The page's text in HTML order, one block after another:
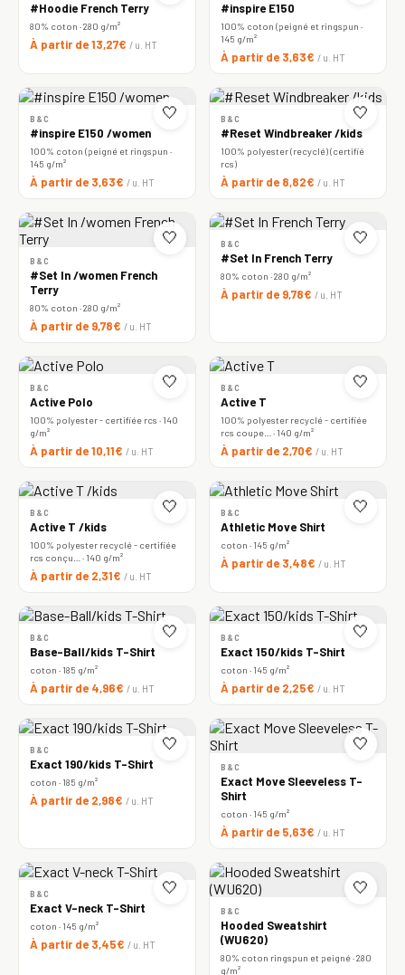
#Hoodie French Terry
80% coton · 280 g/m²
À partir de 13,27€ / u. HT
#inspire E150
100% coton (peigné et ringspun ·
145 g/m²
À partir de 3,63€ / u. HT
🤍
B&C
#inspire E150 /women
100% coton (peigné et ringspun ·
145 g/m²
À partir de 3,63€ / u. HT
🤍
B&C
#Reset Windbreaker /kids
100% polyester (recyclé) (certifié
rcs)
À partir de 8,82€ / u. HT
🤍
B&C
#Set In /women French
Terry
80% coton · 280 g/m²
À partir de 9,78€ / u. HT
🤍
B&C
#Set In French Terry
80% coton · 280 g/m²
À partir de 9,78€ / u. HT
🤍
B&C
Active Polo
100% polyester - certifiée rcs · 140
g/m²
À partir de 10,11€ / u. HT
🤍
B&C
Active T
100% polyester recyclé - certifiée
rcs coupe… · 140 g/m²
À partir de 2,70€ / u. HT
🤍
B&C
Active T /kids
100% polyester recyclé - certifiée
rcs conçu… · 140 g/m²
À partir de 2,31€ / u. HT
🤍
B&C
Athletic Move Shirt
coton · 145 g/m²
À partir de 3,48€ / u. HT
🤍
B&C
Base-Ball/kids T-Shirt
coton · 185 g/m²
À partir de 4,96€ / u. HT
🤍
B&C
Exact 150/kids T-Shirt
coton · 145 g/m²
À partir de 2,25€ / u. HT
🤍
B&C
Exact 190/kids T-Shirt
coton · 185 g/m²
À partir de 2,98€ / u. HT
🤍
B&C
Exact Move Sleeveless T-
Shirt
coton · 145 g/m²
À partir de 5,63€ / u. HT
🤍
B&C
Exact V-neck T-Shirt
coton · 145 g/m²
À partir de 3,45€ / u. HT
🤍
B&C
Hooded Sweatshirt
(WU620)
80% coton ringspun et peigné · 280
g/m²